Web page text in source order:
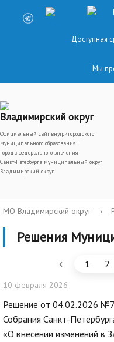
Доступная
Мы
Владимирский округ
Официальный сайт внутригородского
муниципального образования
города федерального значения
Санкт-Петербурга муниципальный округ
Владимирский округ
МО Владимирский округ ›
Решения
‹ 1 2
10 февраля 2026
Решение от 04.02.2026
Собрания Санкт-
«О внесении изменений в